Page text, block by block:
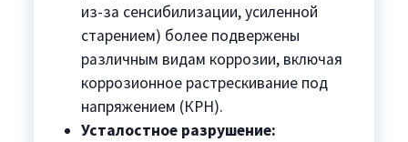
из-за сенсибилизации, усиленной
старением) более подвержены
различным видам коррозии, включая
коррозионное растрескивание под
напряжением (КРН).
Усталостное разрушение: